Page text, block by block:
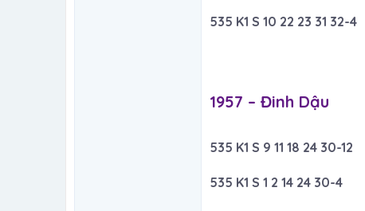
535 K1 S 10 22 23 31 32-4
1957 – Đinh Dậu​
535 K1 S 9 11 18 24 30-12
535 K1 S 1 2 14 24 30-4